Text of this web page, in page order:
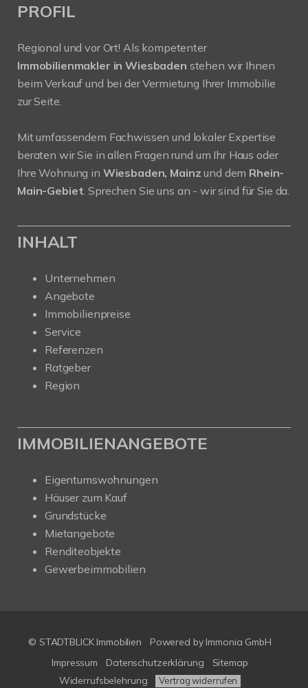
PROFIL
Regional und vor Ort! Als kompetenter
Immobilienmakler in Wiesbaden stehen wir Ihnen
beim Verkauf und bei der Vermietung Ihrer Immobilie
zur Seite.
Mit umfassendem Fachwissen und lokaler Expertise
beraten wir Sie in allen Fragen rund um Ihr Haus oder
Ihre Wohnung in Wiesbaden, Mainzund dem Rhein-
Main-Gebiet. Sprechen Sie uns an - wir sind für Sie da.
INHALT
Unternehmen
Angebote
Immobilienpreise
Service
Referenzen
Ratgeber
Region
IMMOBILIENANGEBOTE
Eigentumswohnungen
Häuser zum Kauf
Grundstücke
Mietangebote
Renditeobjekte
Gewerbeimmobilien
© STADTBLICK Immobilien Powered by Immonia GmbH
Impressum
Datenschutzerklärung
Sitemap
Widerrufsbelehrung
Vertrag widerrufen